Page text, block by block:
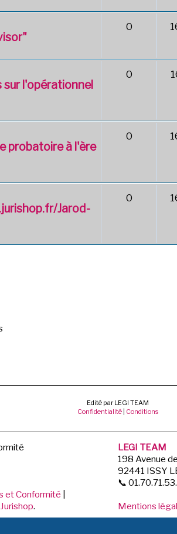
0
sur l'opérationnel
0
probatoire à l'ère
0
Jarod-
0
Edité par LEGI TEAM
Confidentialité Conditions
et Conformité
Jurishop.
LEGI TEAM
198 Avenue
92441 ISSY
📞
Mentions